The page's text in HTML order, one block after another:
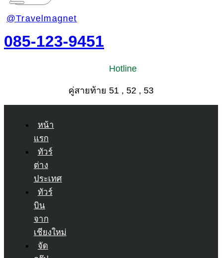
@Travelmagnet
085-123-9451
Hotline
คู่สายท้าย 51 , 52 , 53
หน้า
แรก
ทัวร์
ต่าง
ประเทศ
ทัวร์
บิน
จาก
เชียงใหม่
จัด